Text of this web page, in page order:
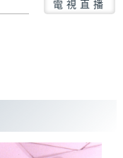
電視直播